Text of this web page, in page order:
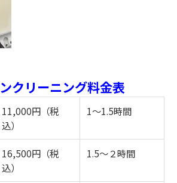
クリーニング料金表
11,000円（税
込）
1～1.5時間
16,500円（税
込）
1.5～２時間